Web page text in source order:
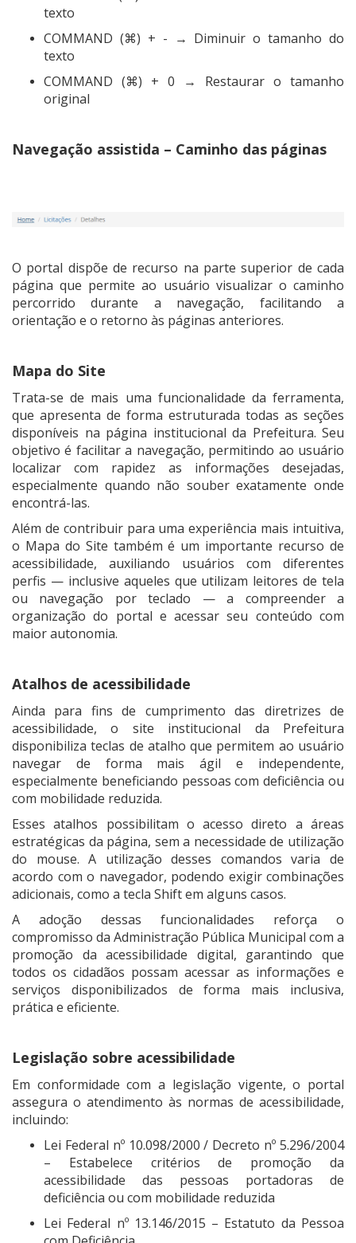
texto
COMMAND (⌘) + - → Diminuir o tamanho do
texto
COMMAND (⌘) + 0 → Restaurar o tamanho
original
Navegação assistida – Caminho das páginas
O portal dispõe de recurso na parte superior de cada
página que permite ao usuário visualizar o caminho
percorrido durante a navegação, facilitando a
orientação e o retorno às páginas anteriores.
Mapa do Site
Trata-se de mais uma funcionalidade da ferramenta,
que apresenta de forma estruturada todas as seções
disponíveis na página institucional da Prefeitura. Seu
objetivo é facilitar a navegação, permitindo ao usuário
localizar com rapidez as informações desejadas,
especialmente quando não souber exatamente onde
encontrá-las.
Além de contribuir para uma experiência mais intuitiva,
o Mapa do Site também é um importante recurso de
acessibilidade, auxiliando usuários com diferentes
perfis — inclusive aqueles que utilizam leitores de tela
ou navegação por teclado — a compreender a
organização do portal e acessar seu conteúdo com
maior autonomia.
Atalhos de acessibilidade
Ainda para fins de cumprimento das diretrizes de
acessibilidade, o site institucional da Prefeitura
disponibiliza teclas de atalho que permitem ao usuário
navegar de forma mais ágil e independente,
especialmente beneficiando pessoas com deficiência ou
com mobilidade reduzida.
Esses atalhos possibilitam o acesso direto a áreas
estratégicas da página, sem a necessidade de utilização
do mouse. A utilização desses comandos varia de
acordo com o navegador, podendo exigir combinações
adicionais, como a tecla Shift em alguns casos.
A adoção dessas funcionalidades reforça o
compromisso da Administração Pública Municipal com a
promoção da acessibilidade digital, garantindo que
todos os cidadãos possam acessar as informações e
serviços disponibilizados de forma mais inclusiva,
prática e eficiente.
Legislação sobre acessibilidade
Em conformidade com a legislação vigente, o portal
assegura o atendimento às normas de acessibilidade,
incluindo:
Lei Federal nº 10.098/2000 / Decreto nº 5.296/2004
– Estabelece critérios de promoção da
acessibilidade das pessoas portadoras de
deficiência ou com mobilidade reduzida
Lei Federal nº 13.146/2015 – Estatuto da Pessoa